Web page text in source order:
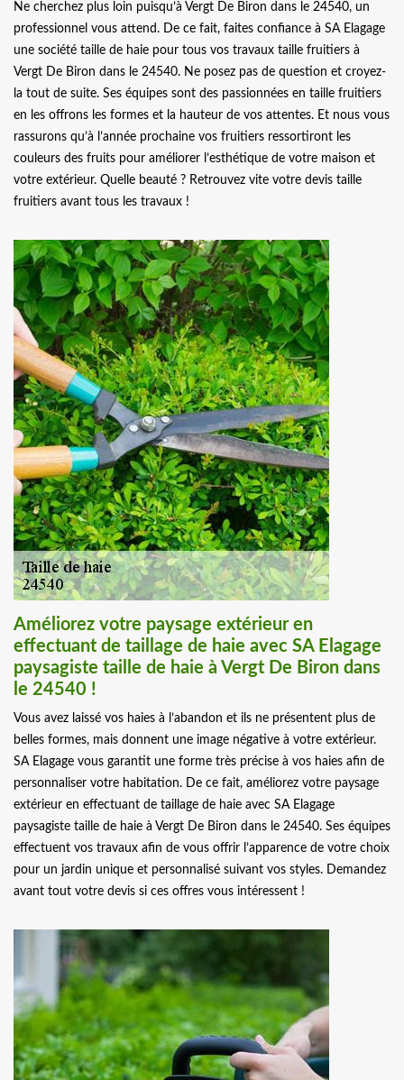
Ne cherchez plus loin puisqu’à Vergt De Biron dans le 24540, un
professionnel vous attend. De ce fait, faites confiance à SA Elagage
une société taille de haie pour tous vos travaux taille fruitiers à
Vergt De Biron dans le 24540. Ne posez pas de question et croyez-
la tout de suite. Ses équipes sont des passionnées en taille fruitiers
en les offrons les formes et la hauteur de vos attentes. Et nous vous
rassurons qu’à l’année prochaine vos fruitiers ressortiront les
couleurs des fruits pour améliorer l’esthétique de votre maison et
votre extérieur. Quelle beauté ? Retrouvez vite votre devis taille
fruitiers avant tous les travaux !
Améliorez votre paysage extérieur en
effectuant de taillage de haie avec SA Elagage
paysagiste taille de haie à Vergt De Biron dans
le 24540 !
Vous avez laissé vos haies à l’abandon et ils ne présentent plus de
belles formes, mais donnent une image négative à votre extérieur.
SA Elagage vous garantit une forme très précise à vos haies afin de
personnaliser votre habitation. De ce fait, améliorez votre paysage
extérieur en effectuant de taillage de haie avec SA Elagage
paysagiste taille de haie à Vergt De Biron dans le 24540. Ses équipes
effectuent vos travaux afin de vous offrir l’apparence de votre choix
pour un jardin unique et personnalisé suivant vos styles. Demandez
avant tout votre devis si ces offres vous intéressent !